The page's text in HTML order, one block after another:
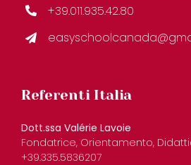
+39.011.935.42.80
Referenti Italia
Dott.ssa Valérie Lavoie
Fondatrice, Orientamento,
+39.335.5836207